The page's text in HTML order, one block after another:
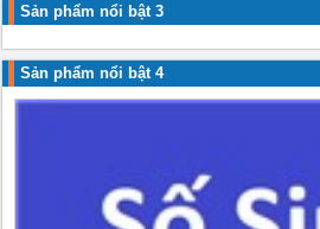
Sản phẩm nổi bật 3
Sản phẩm nổi bật 4